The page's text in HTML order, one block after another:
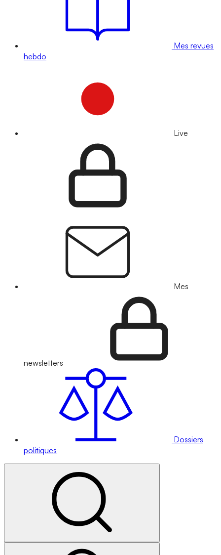
Mes revues
hebdo
Live
Mes
newsletters
Dossiers
politiques